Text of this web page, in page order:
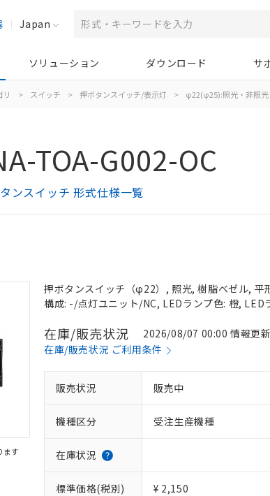
Japan
ソリューション ダウンロード サ
リ > スイッチ > 押ボタンスイッチ/表示灯 > φ22(φ25):照光・非照光
TOA-G002-OC
ンスイッチ 形式仕様一覧
ます
押ボタンスイッチ（φ22）, 照光, 樹脂ベゼル, 平
構成: -/点灯ユニット/NC, LEDランプ色: 橙, LED
在庫/販売状況
2026/08/07 00:00 情報更新
在庫/販売状況 ご利用条件
販売状況 販売中
機種区分 受注生産機種
在庫状況
標準価格(税別) ¥ 2,150